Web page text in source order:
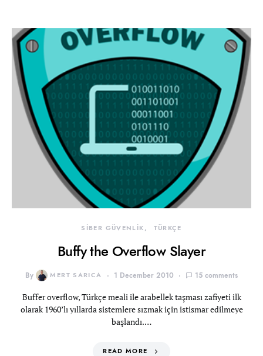
SİBER GÜVENLİK TÜRKÇE
Buffy the Overflow Slayer
By MERT SARICA 1 December 2010 15 comments
Buffer overflow, Türkçe meali ile arabellek taşması zafiyeti ilk
olarak 1960’lı yıllarda sistemlere sızmak için istismar edilmeye
başlandı.…
READ MORE